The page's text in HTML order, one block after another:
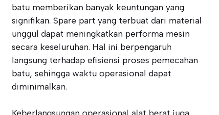
batu memberikan banyak keuntungan yang
signifikan. Spare part yang terbuat dari material
unggul dapat meningkatkan performa mesin
secara keseluruhan. Hal ini berpengaruh
langsung terhadap efisiensi proses pemecahan
batu, sehingga waktu operasional dapat
diminimalkan.